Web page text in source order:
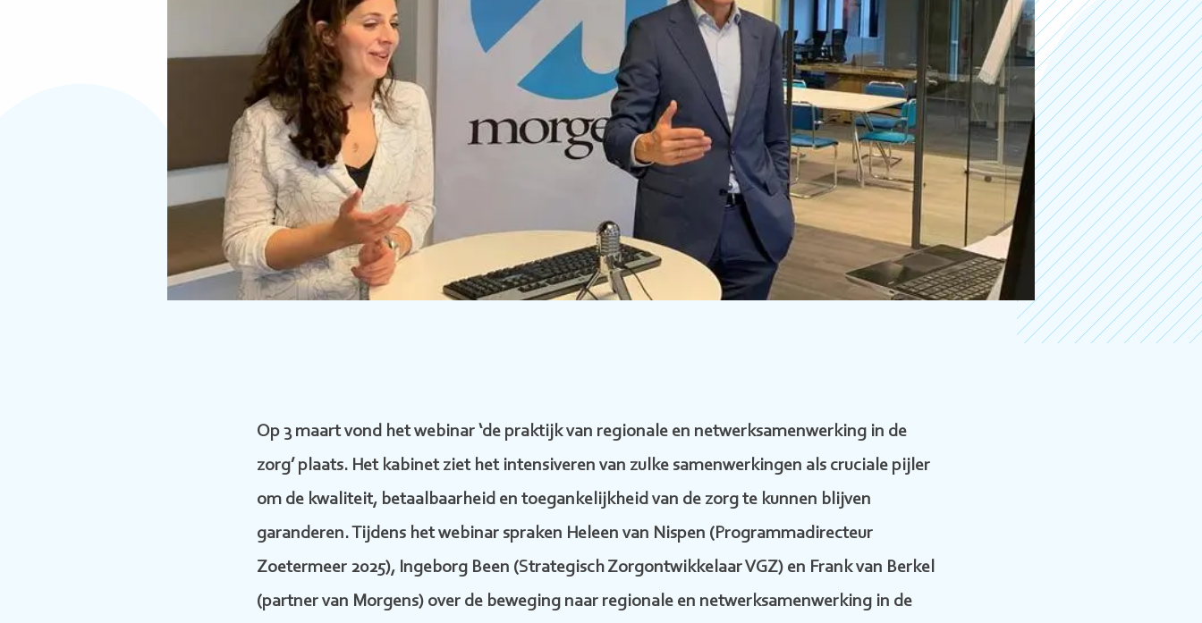
Op 3 maart vond het webinar ‘de praktijk van regionale en netwerksamenwerking in de
zorg’ plaats. Het kabinet ziet het intensiveren van zulke samenwerkingen als cruciale pijler
om de kwaliteit, betaalbaarheid en toegankelijkheid van de zorg te kunnen blijven
garanderen. Tijdens het webinar spraken Heleen van Nispen (Programmadirecteur
Zoetermeer 2025), Ingeborg Been (Strategisch Zorgontwikkelaar VGZ) en Frank van Berkel
(partner van Morgens) over de beweging naar regionale en netwerksamenwerking in de